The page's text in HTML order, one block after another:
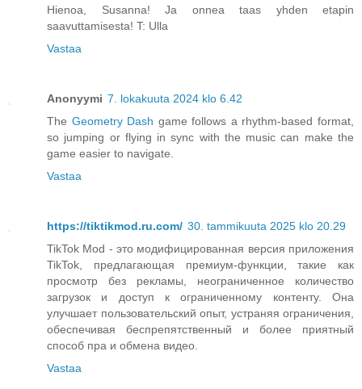
Hienoa, Susanna! Ja onnea taas yhden etapin
saavuttamisesta! T: Ulla
Vastaa
Anonyymi 7. lokakuuta 2024 klo 6.42
The Geometry Dash game follows a rhythm-based format,
so jumping or flying in sync with the music can make the
game easier to navigate.
Vastaa
https://tiktikmod.ru.com/ 30. tammikuuta 2025 klo 20.29
TikTok Mod - это модифицированная версия приложения
TikTok, предлагающая премиум-функции, такие как
просмотр без рекламы, неограниченное количество
загрузок и доступ к ограниченному контенту. Она
улучшает пользовательский опыт, устраняя ограничения,
обеспечивая беспрепятственный и более приятный
способ пра и обмена видео.
Vastaa